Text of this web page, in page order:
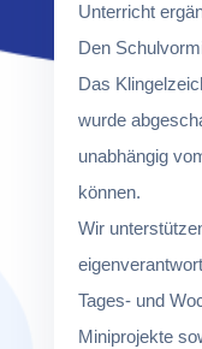
Unterricht
Den
Das
wurde
unabhängig
können.
Wir
Tages- und
Miniprojekte